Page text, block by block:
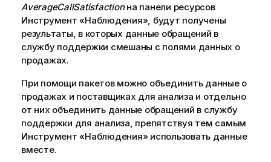
AverageCallSatisfactionна панели ресурсов
Инструмент «Наблюдения», будут получены
результаты, в которых данные обращений в
службу поддержки смешаны с полями данных о
продажах.
При помощи пакетов можно объединить данные о
продажах и поставщиках для анализа и отдельно
от них объединить данные обращений в службу
поддержки для анализа, препятствуя тем самым
Инструмент «Наблюдения»использовать данные
вместе.